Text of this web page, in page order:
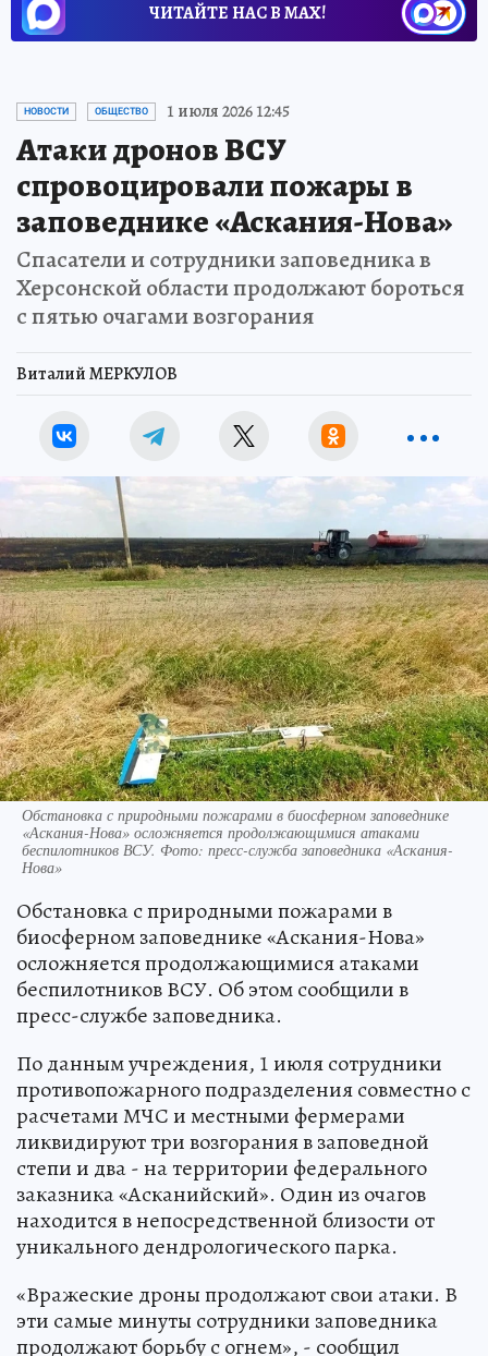
ЧИТАЙТЕ НАС В МАХ!
НОВОСТИ ОБЩЕСТВО 1 июля 2026 12:45
Атаки дронов ВСУ
спровоцировали пожары в
заповеднике «Аскания-Нова»
Спасатели и сотрудники заповедника в
Херсонской области продолжают бороться
с пятью очагами возгорания
Виталий МЕРКУЛОВ
Обстановка с природными пожарами в биосферном заповеднике
«Аскания-Нова» осложняется продолжающимися атаками
беспилотников ВСУ. Фото: пресс-служба заповедника «Аскания-
Нова»
Обстановка с природными пожарами в
биосферном заповеднике «Аскания-Нова»
осложняется продолжающимися атаками
беспилотников ВСУ. Об этом сообщили в
пресс-службе заповедника.
По данным учреждения, 1 июля сотрудники
противопожарного подразделения совместно с
расчетами МЧС и местными фермерами
ликвидируют три возгорания в заповедной
степи и два - на территории федерального
заказника «Асканийский». Один из очагов
находится в непосредственной близости от
уникального дендрологического парка.
«Вражеские дроны продолжают свои атаки. В
эти самые минуты сотрудники заповедника
продолжают борьбу с огнем», - сообщил